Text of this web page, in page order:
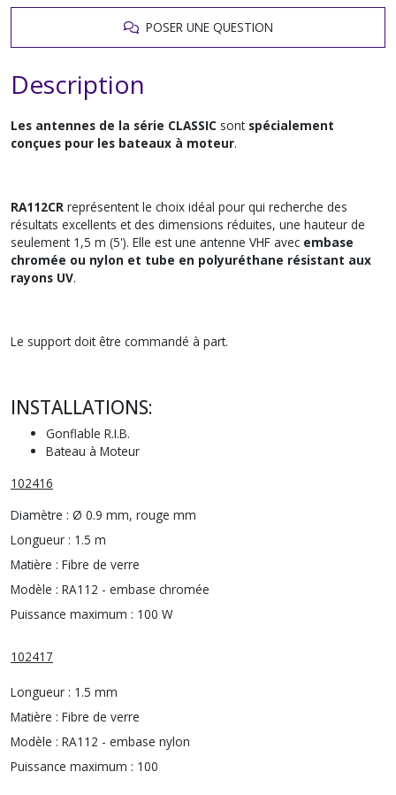
POSER UNE QUESTION
Description
Les antennes de la série CLASSIC sont spécialement
conçues pour les bateaux à moteur.
RA112CR représentent le choix idéal pour qui recherche des
résultats excellents et des dimensions réduites, une hauteur de
seulement 1,5 m (5'). Elle est une antenne VHF avec embase
chromée ou nylon et tube en polyuréthane résistant aux
rayons UV.
Le support doit être commandé à part.
INSTALLATIONS:
Gonflable R.I.B.
Bateau à Moteur
102416
Diamètre : Ø 0.9 mm, rouge mm
Longueur : 1.5 m
Matière : Fibre de verre
Modèle : RA112 - embase chromée
Puissance maximum : 100 W
102417
Longueur : 1.5 mm
Matière : Fibre de verre
Modèle : RA112 - embase nylon
Puissance maximum : 100